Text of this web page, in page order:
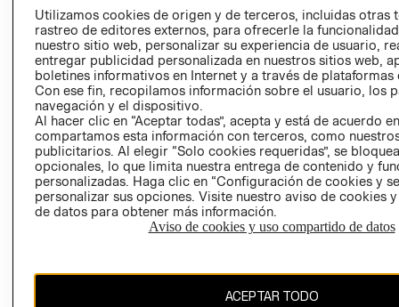
PETICIONES
QUEJAS Y
RECLAMOS
Colombia ($)
CAMBIAR REGIÓN
El contenido de esta página web está protegido por copyright y es
propiedad de H&M Hennes & Mauritz AB.
Utilizamos cookies de origen y de terceros, incluidas otras
rastreo de editores externos, para ofrecerle la
nuestro sitio web, personalizar su experiencia de usuario,
entregar publicidad personalizada en nuestros sitios web,
boletines informativos en Internet y a través de plataformas
Con ese fin, recopilamos información sobre el usuario, los
navegación y el dispositivo.
Al hacer clic en “Aceptar todas”, acepta y está de acuerdo
compartamos esta información con terceros, como
publicitarios. Al elegir “Solo cookies requeridas”, se
opcionales, lo que limita nuestra entrega de contenido y
personalizadas. Haga clic en “Configuración de cookies y
personalizar sus opciones. Visite nuestro aviso de cookies
de datos para obtener más información.
Aviso de cookies y uso compartido de datos
ACEPTAR TODO